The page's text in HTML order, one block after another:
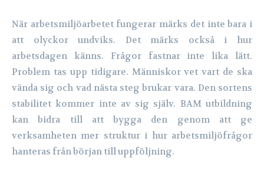
När arbetsmiljöarbetet fungerar märks det inte bara i
att olyckor undviks. Det märks också i hur
arbetsdagen känns. Frågor fastnar inte lika lätt.
Problem tas upp tidigare. Människor vet vart de ska
vända sig och vad nästa steg brukar vara. Den sortens
stabilitet kommer inte av sig själv. BAM utbildning
kan bidra till att bygga den genom att ge
verksamheten mer struktur i hur arbetsmiljöfrågor
hanteras från början till uppföljning.